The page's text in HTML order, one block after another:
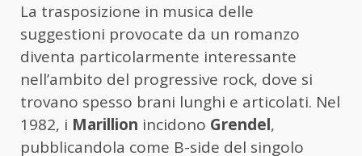
La trasposizione in musica delle
suggestioni provocate da un romanzo
diventa particolarmente interessante
nell’ambito del progressive rock, dove si
trovano spesso brani lunghi e articolati. Nel
1982, i Marillion incidono Grendel,
pubblicandola come B-side del singolo